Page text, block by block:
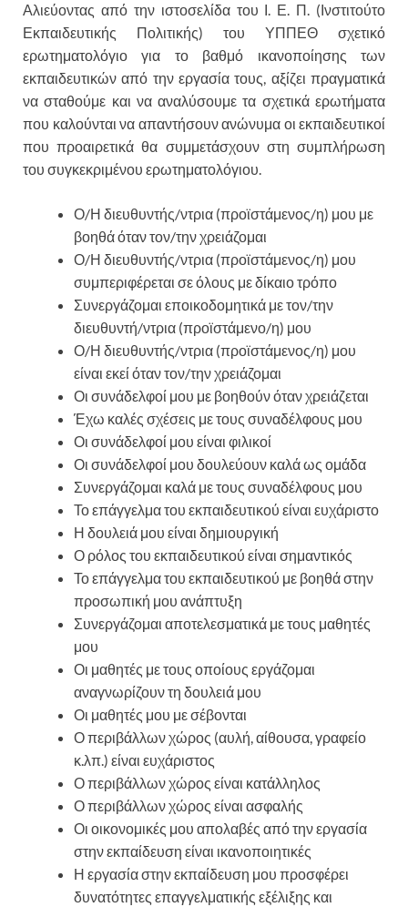
Αλιεύοντας από την ιστοσελίδα του Ι. Ε. Π. (Ινστιτούτο
Εκπαιδευτικής Πολιτικής) του ΥΠΠΕΘ σχετικό
ερωτηματολόγιο για το βαθμό ικανοποίησης των
εκπαιδευτικών από την εργασία τους, αξίζει πραγματικά
να σταθούμε και να αναλύσουμε τα σχετικά ερωτήματα
που καλούνται να απαντήσουν ανώνυμα οι εκπαιδευτικοί
που προαιρετικά θα συμμετάσχουν στη συμπλήρωση
του συγκεκριμένου ερωτηματολόγιου.
Ο/Η διευθυντής/ντρια (προϊστάμενος/η) μου με
βοηθά όταν τον/την χρειάζομαι
Ο/Η διευθυντής/ντρια (προϊστάμενος/η) μου
συμπεριφέρεται σε όλους με δίκαιο τρόπο
Συνεργάζομαι εποικοδομητικά με τον/την
διευθυντή/ντρια (προϊστάμενο/η) μου
Ο/Η διευθυντής/ντρια (προϊστάμενος/η) μου
είναι εκεί όταν τον/την χρειάζομαι
Οι συνάδελφοί μου με βοηθούν όταν χρειάζεται
Έχω καλές σχέσεις με τους συναδέλφους μου
Οι συνάδελφοί μου είναι φιλικοί
Οι συνάδελφοί μου δουλεύουν καλά ως ομάδα
Συνεργάζομαι καλά με τους συναδέλφους μου
Το επάγγελμα του εκπαιδευτικού είναι ευχάριστο
Η δουλειά μου είναι δημιουργική
Ο ρόλος του εκπαιδευτικού είναι σημαντικός
Το επάγγελμα του εκπαιδευτικού με βοηθά στην
προσωπική μου ανάπτυξη
Συνεργάζομαι αποτελεσματικά με τους μαθητές
μου
Οι μαθητές με τους οποίους εργάζομαι
αναγνωρίζουν τη δουλειά μου
Οι μαθητές μου με σέβονται
Ο περιβάλλων χώρος (αυλή, αίθουσα, γραφείο
κ.λπ.) είναι ευχάριστος
Ο περιβάλλων χώρος είναι κατάλληλος
Ο περιβάλλων χώρος είναι ασφαλής
Οι οικονομικές μου απολαβές από την εργασία
στην εκπαίδευση είναι ικανοποιητικές
Η εργασία στην εκπαίδευση μου προσφέρει
δυνατότητες επαγγελματικής εξέλιξης και